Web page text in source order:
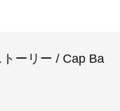
トーリー / Cap Ba